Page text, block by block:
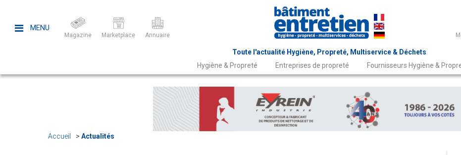
MENU
Magazine Marketplace Annuaire
Toute l'actualité Hygiène, Propreté, Multiservice & Déchets
Hygiène & Propreté Entreprises de propreté Fournisseurs Hygiène &
Accueil Actualités